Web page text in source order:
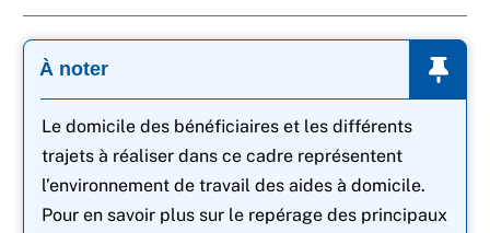
À noter
Le domicile des bénéficiaires et les différents
trajets à réaliser dans ce cadre représentent
l’environnement de travail des aides à domicile.
Pour en savoir plus sur le repérage des principaux